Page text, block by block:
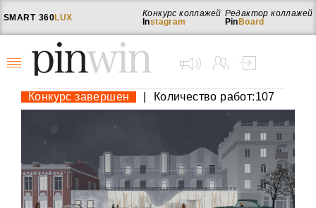
SMART 360LUX
Редактор коллажей
Pin Board
Конкурс коллажей
Instagram
Конкурс завершен Количество работ:107